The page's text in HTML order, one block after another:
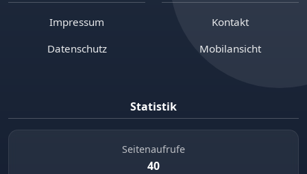
Impressum
Datenschutz
Kontakt
Mobilansicht
Statistik
Seitenaufrufe
40